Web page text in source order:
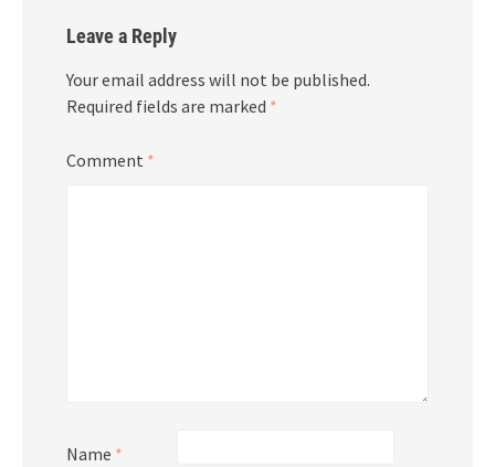
Leave a Reply
Your email address will not be published.
Required fields are marked *
Comment *
Name *